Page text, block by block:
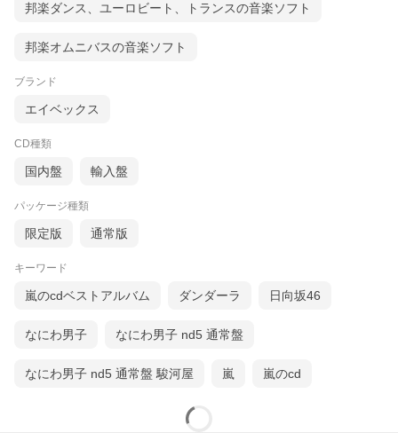
邦楽ダンス、ユーロビート、トランスの音楽ソフト
邦楽オムニバスの音楽ソフト
ブランド
エイベックス
CD種類
国内盤 輸入盤
パッケージ種類
限定版 通常版
キーワード
嵐のcdベストアルバム ダンダーラ 日向坂46
なにわ男子 なにわ男子 nd5 通常盤
なにわ男子 nd5 通常盤 駿河屋 嵐 嵐のcd